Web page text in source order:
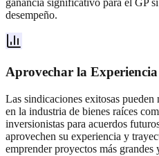
desempeño.
Aprovechar la
Las sindicaciones exitosas
en la industria de bienes raíces
inversionistas para acuerdos
aprovechen su experiencia y
emprender proyectos más grandes